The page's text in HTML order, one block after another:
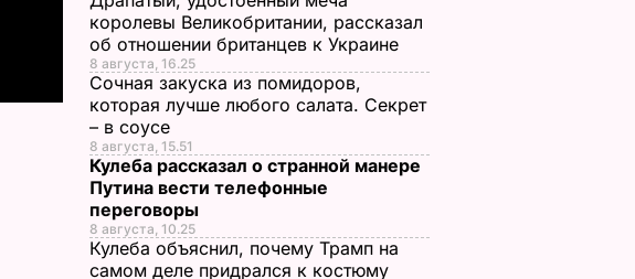
королевы Великобритании, рассказал
об отношении британцев к Украине
8 августа, 16.25
Сочная закуска из помидоров,
которая лучше любого салата. Секрет
– в соусе
8 августа, 15.51
Кулеба рассказал о странной манере
Путина вести телефонные
переговоры
8 августа, 10.25
Кулеба объяснил, почему Трамп на
самом деле придрался к костюму